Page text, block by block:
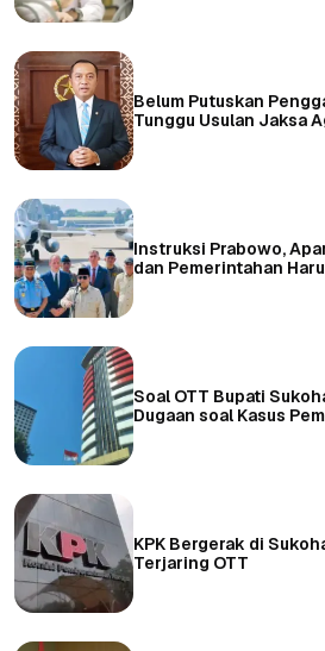
Belum Putuskan
Tunggu Usulan Jaksa
Instruksi Prabowo,
dan Pemerintahan
Soal OTT Bupati
Dugaan soal Kasus
KPK Bergerak di
Terjaring OTT